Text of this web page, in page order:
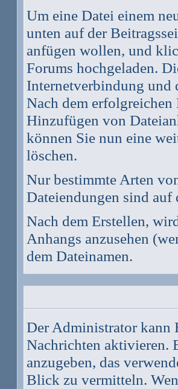
Um eine Datei einem
unten auf der
anfügen wollen, und
Forums hochgeladen.
Internetverbindung und
Nach dem
Hinzufügen von
können Sie nun eine
löschen.
Nur bestimmte Arten
Dateiendungen sind auf
Nach dem Erstellen,
Anhangs anzusehen
dem Dateinamen.
Der Administrator kann
Nachrichten aktivieren.
anzugeben, das
Blick zu vermitteln.